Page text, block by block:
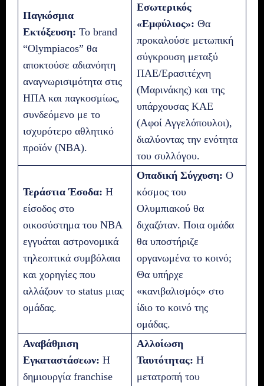
Παγκόσμια
Εκτόξευση: Το brand
“Olympiacos” θα
αποκτούσε αδιανόητη
αναγνωρισιμότητα στις
ΗΠΑ και παγκοσμίως,
συνδεόμενο με το
ισχυρότερο αθλητικό
προϊόν (NBA).
Εσωτερικός
«Εμφύλιος»: Θα
προκαλούσε μετωπική
σύγκρουση μεταξύ
ΠΑΕ/Ερασιτέχνη
(Μαρινάκης) και της
υπάρχουσας ΚΑΕ
(Αφοί Αγγελόπουλοι),
διαλύοντας την ενότητα
του συλλόγου.
Τεράστια Έσοδα: Η
είσοδος στο
οικοσύστημα του NBA
εγγυάται αστρονομικά
τηλεοπτικά συμβόλαια
και χορηγίες που
αλλάζουν το status μιας
ομάδας.
Οπαδική Σύγχυση: Ο
κόσμος του
Ολυμπιακού θα
διχαζόταν. Ποια ομάδα
θα υποστήριζε
οργανωμένα το κοινό;
Θα υπήρχε
«κανιβαλισμός» στο
ίδιο το κοινό της
ομάδας.
Αναβάθμιση
Εγκαταστάσεων: Η
δημιουργία franchise
Αλλοίωση
Ταυτότητας: Η
μετατροπή του